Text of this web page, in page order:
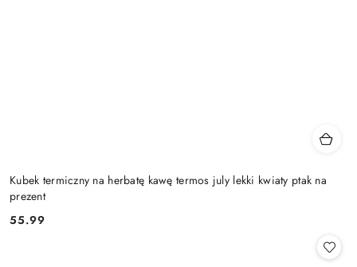
Kubek termiczny na herbatę kawę termos july lekki kwiaty ptak na
prezent
Cena:
55.99